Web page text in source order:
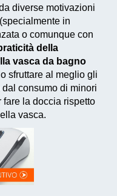
diverse motivazioni
in
o comunque con
della
vasca da bagno
sfruttare al meglio gli
consumo di minori
fare la doccia rispetto
vasca.